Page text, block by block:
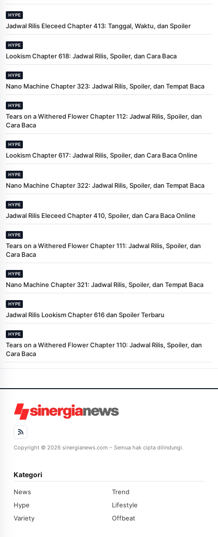
HYPE
Jadwal Rilis Eleceed Chapter 413: Tanggal, Waktu, dan Spoiler
HYPE
Lookism Chapter 618: Jadwal Rilis, Spoiler, dan Cara Baca
HYPE
Nano Machine Chapter 323: Jadwal Rilis, Spoiler, dan Tempat Baca
HYPE
Tears on a Withered Flower Chapter 112: Jadwal Rilis, Spoiler, dan
Cara Baca
HYPE
Lookism Chapter 617: Jadwal Rilis, Spoiler, dan Cara Baca Online
HYPE
Nano Machine Chapter 322: Jadwal Rilis, Spoiler, dan Tempat Baca
HYPE
Jadwal Rilis Eleceed Chapter 410, Spoiler, dan Cara Baca Online
HYPE
Tears on a Withered Flower Chapter 111: Jadwal Rilis, Spoiler, dan
Cara Baca
HYPE
Nano Machine Chapter 321: Jadwal Rilis, Spoiler, dan Tempat Baca
HYPE
Jadwal Rilis Lookism Chapter 616 dan Spoiler Terbaru
HYPE
Tears on a Withered Flower Chapter 110: Jadwal Rilis, Spoiler, dan
Cara Baca
Copyright © 2026 sinergianews.com – Semua hak cipta dilindungi.
Kategori
News
Trend
Hype
Lifestyle
Variety
Offbeat